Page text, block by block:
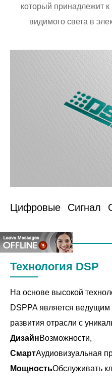
который принадлежит
видимого света в
Цифровые Сигнал
Технология DSP
На основе высокой
DSPPA является
развития отрасли с
ДизайнВозможности,
СмартАудиовизуальная
МощностьОбслуживать